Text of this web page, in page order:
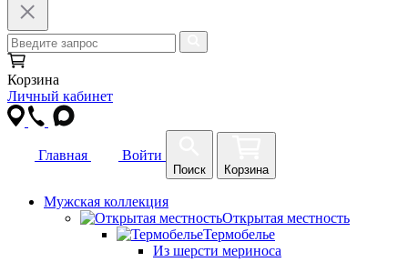
Корзина
Личный кабинет
Главная Войти
Поиск Корзина
Мужская коллекция
Открытая местность
Термобелье
Из шерсти мериноса